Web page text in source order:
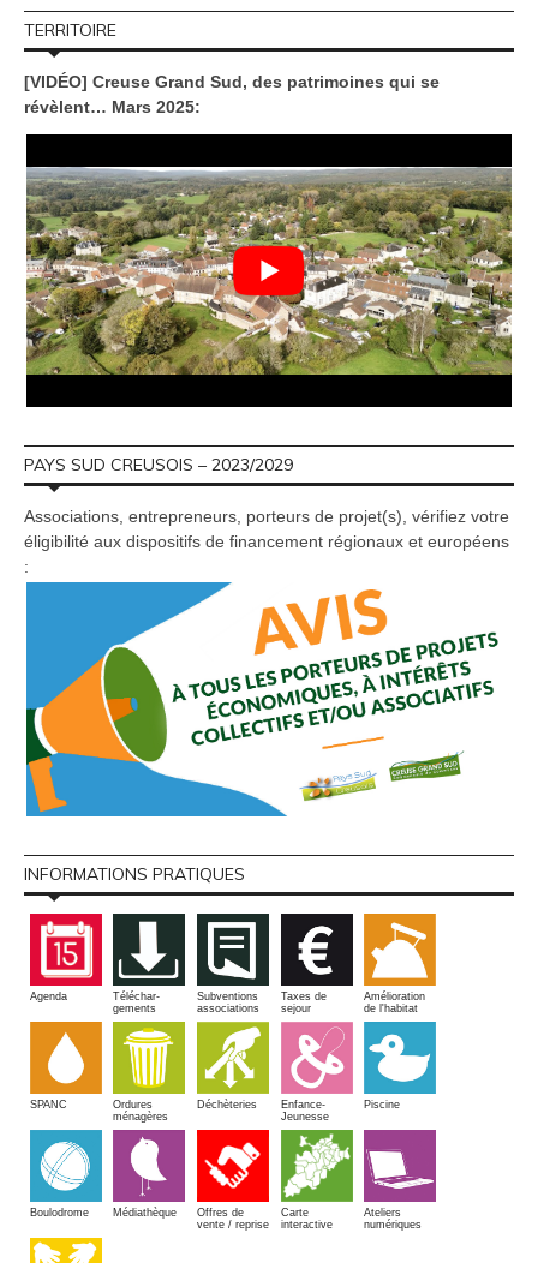
TERRITOIRE
[VIDÉO] Creuse Grand Sud, des patrimoines qui se
révèlent… Mars 2025:
PAYS SUD CREUSOIS – 2023/2029
Associations, entrepreneurs, porteurs de projet(s), vérifiez votre
éligibilité aux dispositifs de financement régionaux et européens
:
INFORMATIONS PRATIQUES
Agenda
Téléchar-
gements
Subventions
associations
Taxes de
sejour
Amélioration
de l'habitat
SPANC
Ordures
ménagères
Déchèteries
Enfance-
Jeunesse
Piscine
Boulodrome Médiathèque
Offres de
vente / reprise
Carte
interactive
Ateliers
numériques